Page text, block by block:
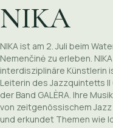
NIKA
NIKA ist am 2. Juli beim
Nemenčinė zu erleben.
interdisziplinäre Künstlerin
Leiterin des Jazzquintetts Il
der Band GALÈRA. Ihre
von zeitgenössischem Jazz
und erkundet Themen wie